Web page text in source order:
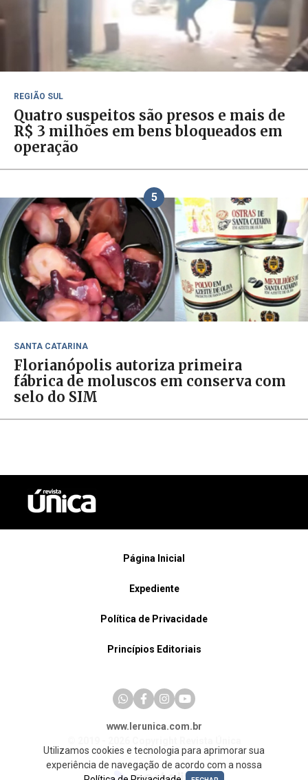
REGIÃO SUL
Quatro suspeitos são presos e mais de
R$ 3 milhões em bens bloqueados em
operação
5
SANTA CATARINA
Florianópolis autoriza primeira
fábrica de moluscos em conserva com
selo do SIM
Página Inicial
Expediente
Política de Privacidade
Princípios Editoriais
www.lerunica.com.br
Utilizamos cookies e tecnologia para aprimorar sua
experiência de navegação de acordo com a nossa